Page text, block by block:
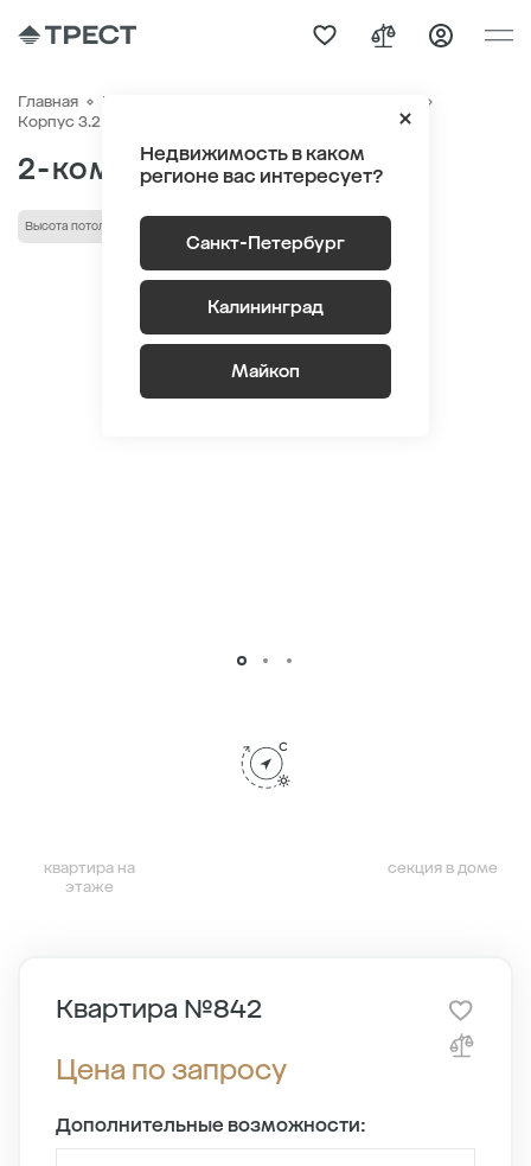
Недвижимость в каком
регионе вас интересует?
Санкт-Петербург
Калининград
Майкоп
Главная Квартиры
Корпус 3.2 Этаж 2
2-комнатная 65.8 м2
Высота потолка 2.9 м
квартира на
этаже
секция в доме
Квартира №842
Цена по запросу
Дополнительные возможности: